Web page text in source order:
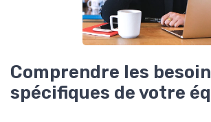
Comprendre les
spécifiques de votre